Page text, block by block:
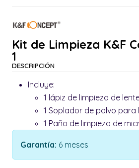
Kit de Limpieza K&F
1
DESCRIPCIÓN
Incluye:
1 lápiz de limpieza de
1 Soplador de polvo para
1 Paño de limpieza de
Garantía: 6 meses